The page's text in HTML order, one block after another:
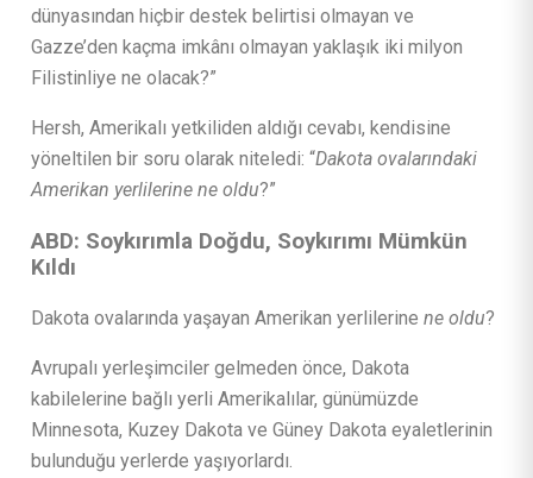
dünyasından hiçbir destek belirtisi olmayan ve
Gazze’den kaçma imkânı olmayan yaklaşık iki milyon
Filistinliye ne olacak?”
Hersh, Amerikalı yetkiliden aldığı cevabı, kendisine
yöneltilen bir soru olarak niteledi: “Dakota ovalarındaki
Amerikan yerlilerine ne oldu?”
ABD: Soykırımla Doğdu, Soykırımı Mümkün
Kıldı
Dakota ovalarında yaşayan Amerikan yerlilerine ne oldu?
Avrupalı ​​yerleşimciler gelmeden önce, Dakota
kabilelerine bağlı yerli Amerikalılar, günümüzde
Minnesota, Kuzey Dakota ve Güney Dakota eyaletlerinin
bulunduğu yerlerde yaşıyorlardı.